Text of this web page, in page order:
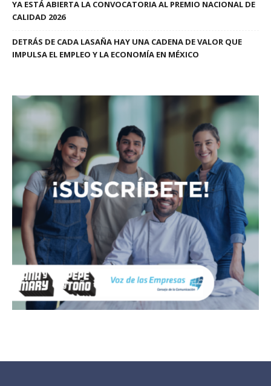
YA ESTÁ ABIERTA LA CONVOCATORIA AL PREMIO NACIONAL DE
CALIDAD 2026
DETRÁS DE CADA LASAÑA HAY UNA CADENA DE VALOR QUE
IMPULSA EL EMPLEO Y LA ECONOMÍA EN MÉXICO